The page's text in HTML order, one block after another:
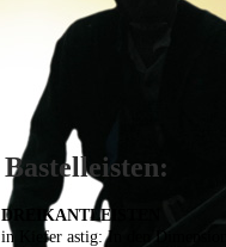
Bastelleisten:
DREIKANTLEISTEN
in Kiefer astig:In den